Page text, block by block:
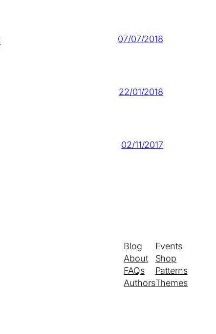
07/07/2018
22/01/2018
02/11/2017
Blog
About
FAQs
Authors
Events
Shop
Patterns
Themes